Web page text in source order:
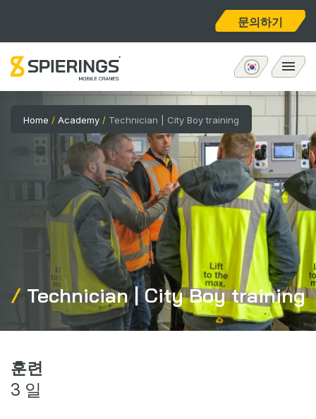
문의하기
모바일 타워크레인
eLift
애프터서비스
회사 소개
홈
뉴스
이벤트
Home / Academy / Technician | City Boy training
Technician | City Boy training
훈련
3 일